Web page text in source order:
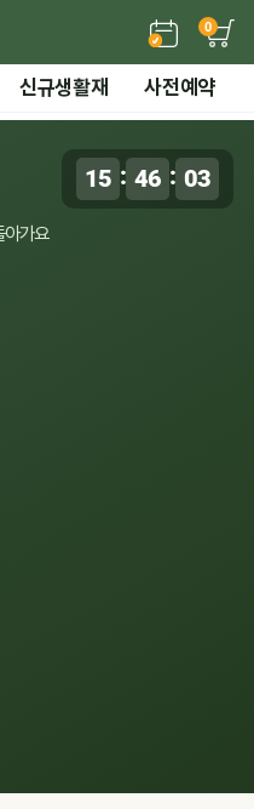
0
신규생활재 사전예약
보양 특가
›
2 / 7 전체 보기
15 : 46 : 02
아가요